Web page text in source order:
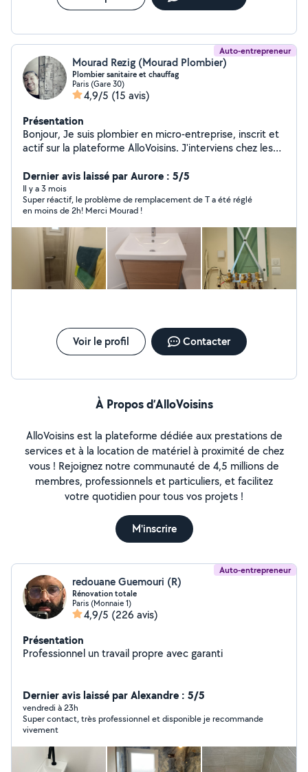
Auto-entrepreneur
Mourad Rezig (Mourad Plombier)
Plombier sanitaire et chauffag
Paris (Gare 30)
4,9/5 (15 avis)
Présentation
Bonjour, Je suis plombier en micro-entreprise, inscrit et
actif sur la plateforme AlloVoisins. J'interviens chez les
plomberie, en neuf comme en rénovation. Recherche et
réparation de fuites Débouchage (WC, évier, douche,
lavabo) Remplacement de robinetterie Installation et
remplacement de chauffe-eau Pose d'équipements
sanitaires (WC,meuble vasque ,douche, évier, baignoire
Rénovation de salle de bain. Travail soigné Devis gratuit
Tarifs transparents. Respects des normes et conseils
personnalisés. Disponible semaine et week-end.
N'hésitez pas à me contacter pour toute demande, je
Dernier avis laissé par Aurore : 5/5
Il y a 3 mois
Super réactif, le problème de remplacement de T a été réglé
en moins de 2h! Merci Mourad !
Voir le profil Contacter
À Propos d’AlloVoisins
AlloVoisins est la plateforme dédiée aux prestations de
services et à la location de matériel à proximité de chez
vous ! Rejoignez notre communauté de 4,5 millions de
membres, professionnels et particuliers, et facilitez
votre quotidien pour tous vos projets !
M'inscrire
Auto-entrepreneur
redouane Guemouri (R)
Rénovation totale
Paris (Monnaie 1)
4,9/5 (226 avis)
Présentation
Professionnel un travail propre avec garanti
Dernier avis laissé par Alexandre : 5/5
vendredi à 23h
Super contact, très professionnel et disponible je recommande
vivement